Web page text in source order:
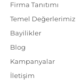
Firma Tanıtımı
Temel Değerlerimiz
Bayilikler
Blog
Kampanyalar
İletişim